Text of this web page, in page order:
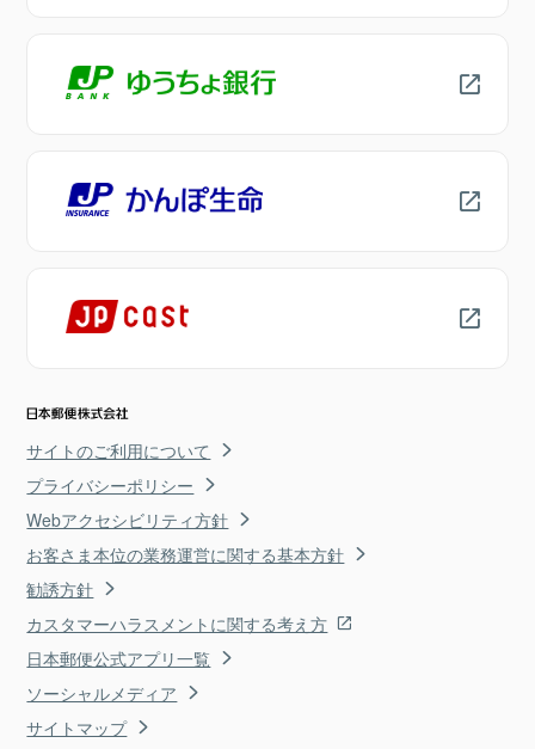
サイトのご利用について
プライバシーポリシー
Webアクセシビリティ方針
お客さま本位の業務運営に関する基本方針
勧誘方針
カスタマーハラスメントに関する考え方
日本郵便公式アプリ一覧
ソーシャルメディア
サイトマップ